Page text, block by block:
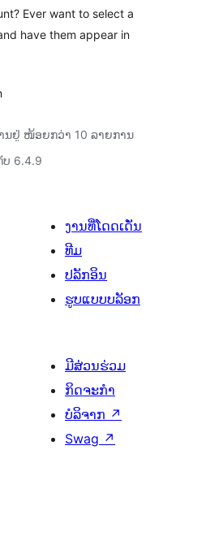
Ever want to select a
have them appear in
ນຢູ່ ໜ້ອຍກວ່າ 10 ລາຍການ
6.4.9
ງານທີ່ໂດດເດັ່ນ
ທີມ
ປລັກອິນ
ຮູບແບບບລັອກ
ມີສ່ວນຮ່ວມ
ກິດຈະກຳ
ບໍລິຈາກ ↗
Swag ↗